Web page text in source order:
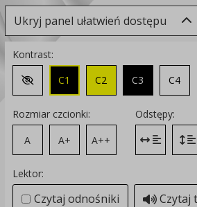
Ukryj panel ułatwień dostępu
Kontrast:
Zmień kontrast na domyślny
C1 C2 C3 C4
Rozmiar czcionki:
A
A+ A++
Odstępy:
Zmień
Lektor:
Czytaj odnośniki Czytaj